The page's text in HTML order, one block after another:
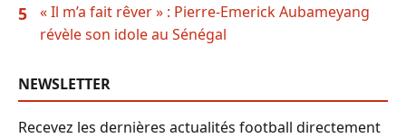
5
« Il m’a fait rêver » : Pierre-Emerick Aubameyang
révèle son idole au Sénégal
NEWSLETTER
Recevez les dernières actualités football directement